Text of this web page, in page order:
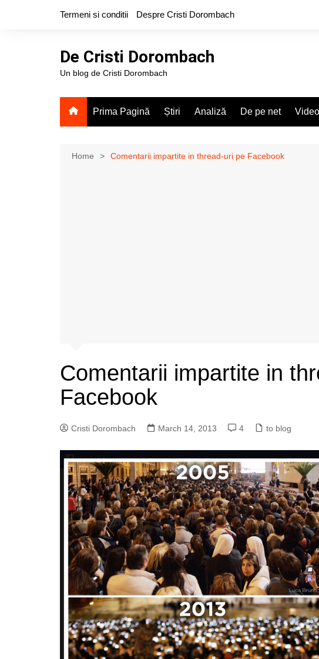
Termeni si conditii Despre Cristi Dorombach
De Cristi Dorombach
Un blog de Cristi Dorombach
Prima Pagină Știri Analiză De pe net Video
Home Comentarii impartite in thread-uri pe Facebook
Comentarii impartite in
Facebook
Cristi Dorombach March 14, 2013 4 to blog